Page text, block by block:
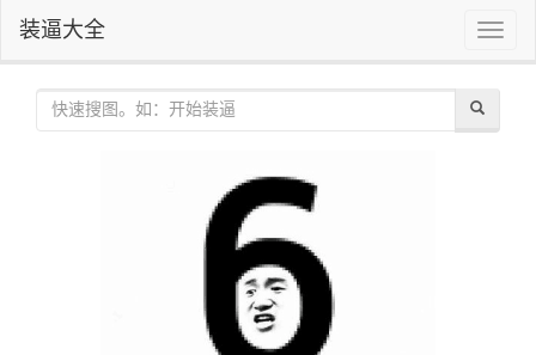
Toggle
装逼大全